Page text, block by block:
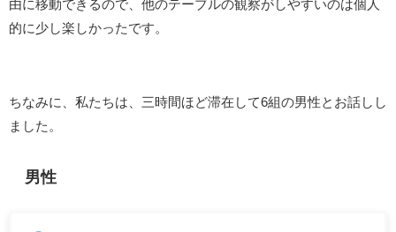
由に移動できるので、他のテーブルの観察がしやすいのは個人
的に少し楽しかったです。
ちなみに、私たちは、三時間ほど滞在して6組の男性とお話しし
ました。
男性